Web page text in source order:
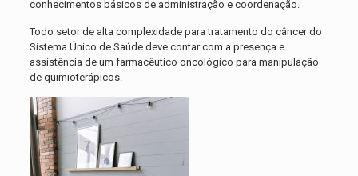
conhecimentos básicos de administração e coordenação.
Todo setor de alta complexidade para tratamento do câncer do
Sistema Único de Saúde deve contar com a presença e
assistência de um farmacêutico oncológico para manipulação
de quimioterápicos.